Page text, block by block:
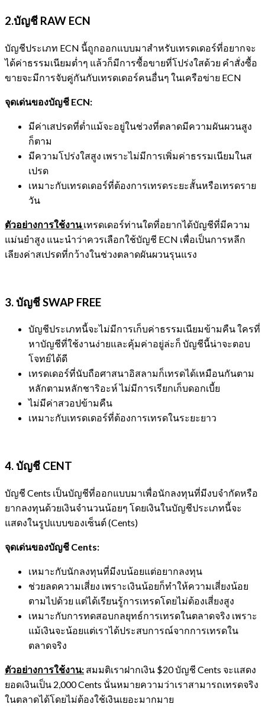
2.บัญชี RAW ECN
บัญชีประเภท ECN นี้ถูกออกแบบมาสำหรับเทรดเดอร์ที่อยากจะ
ได้ค่าธรรมเนียมต่ำๆ แล้วก็มีการซื้อขายที่โปร่งใสด้วย คำสั่งซื้อ
ขายจะมีการจับคู่กันกับเทรดเดอร์คนอื่นๆ ในเครือข่าย ECN
จุดเด่นของบัญชี ECN:
มีค่าเสปรดที่ต่ำแม้จะอยู่ในช่วงที่ตลาดมีความผันผวนสูง
ก็ตาม
มีความโปร่งใสสูง เพราะไม่มีการเพิ่มค่าธรรมเนียมในส
เปรด
เหมาะกับเทรดเดอร์ที่ต้องการเทรดระยะสั้นหรือเทรดราย
วัน
ตัวอย่างการใช้งานเทรดเดอร์ท่านใดที่อยากได้บัญชีที่มีความ
แม่นยำสูง แนะนำว่าควรเลือกใช้บัญชี ECN เพื่อเป็นการหลีก
เลียงค่าสเปรดที่กว้างในช่วงตลาดผันผวนรุนแรง
3. บัญชีSWAP FREE
บัญชีประเภทนี้จะไม่มีการเก็บค่าธรรมเนียมข้ามคืน ใครที่
หาบัญชีที่ใช้งานง่ายและคุ้มค่าอยู่ล่ะก็ บัญชีนี้น่าจะตอบ
โจทย์ได้ดี
เทรดเดอร์ที่นับถือศาสนาอิสลามก็เทรดได้เหมือนกันตาม
หลักตามหลักชาริอะห์ ไม่มีการเรียกเก็บดอกเบี้ย
ไม่มีค่าสวอปข้ามคืน
เหมาะกับเทรดเดอร์ที่ต้องการเทรดในระยะยาว
4. บัญชี CENT
บัญชี Cents เป็นบัญชีที่ออกแบบมาเพื่อนักลงทุนที่มีงบจำกัดหรือ
ยากลงทุนด้วยเงินจำนวนน้อยๆ โดยเงินในบัญชีประเภทนี้จะ
แสดงในรูปแบบของเซ็นต์ (Cents)
จุดเด่นของบัญชี Cents:
เหมาะกับนักลงทุนที่มีงบน้อยแต่อยากลงทุน
ช่วยลดความเสี่ยง เพราะเงินน้อยก็ทำให้ความเสี่ยงน้อย
ตามไปด้วย แต่ได้เรียนรู้การเทรดโดยไม่ต้องเสี่ยงสูง
เหมาะกับการทดสอบกลยุทธ์การเทรดในตลาดจริง เพราะ
แม้เงินจะน้อยแต่เราได้ประสบการณ์จากการเทรดใน
ตลาดจริง
ตัวอย่างการใช้งาน: สมมติเราฝากเงิน $20 บัญชี Cents จะแสดง
ยอดเงินเป็น 2,000 Cents นั่นหมายความว่าเราสามารถเทรดจริง
ในตลาดได้โดยไม่ต้องใช้เงินเยอะมากมาย